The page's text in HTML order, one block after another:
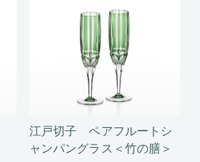
江戸切子 ペアフルートシ
ャンパングラス＜竹の膳＞